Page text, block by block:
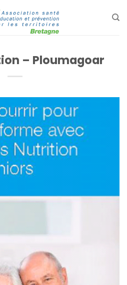
– Ploumagoar